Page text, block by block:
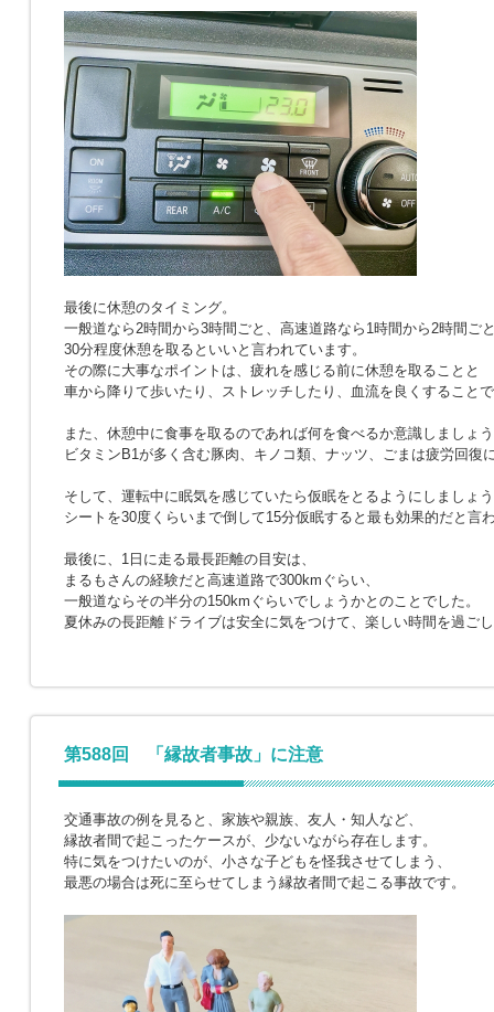
最後に休憩のタイミング。
一般道なら2時間から3時間ごと、高速道路なら1時間から2時間ご
30分程度休憩を取るといいと言われています。
その際に大事なポイントは、疲れを感じる前に休憩を取ることと
車から降りて歩いたり、ストレッチしたり、血流を良くすること
また、休憩中に食事を取るのであれば何を食べるか意識しましょ
ビタミンB1が多く含む豚肉、キノコ類、ナッツ、ごまは疲労回復
そして、運転中に眠気を感じていたら仮眠をとるようにしましょ
シートを30度くらいまで倒して15分仮眠すると最も効果的だと言
最後に、1日に走る最長距離の目安は、
まるもさんの経験だと高速道路で300kmぐらい、
一般道ならその半分の150kmぐらいでしょうかとのことでした。
夏休みの長距離ドライブは安全に気をつけて、楽しい時間を過ご
第588回 「縁故者事故」に注意
交通事故の例を見ると、家族や親族、友人・知人など、
縁故者間で起こったケースが、少ないながら存在します。
特に気をつけたいのが、小さな子どもを怪我させてしまう、
最悪の場合は死に至らせてしまう縁故者間で起こる事故です。